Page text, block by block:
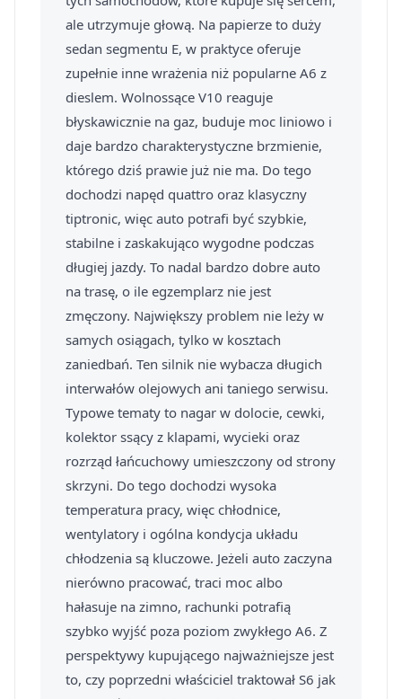
ale utrzymuje głową. Na papierze to duży
sedan segmentu E, w praktyce oferuje
zupełnie inne wrażenia niż popularne A6 z
dieslem. Wolnossące V10 reaguje
błyskawicznie na gaz, buduje moc liniowo i
daje bardzo charakterystyczne brzmienie,
którego dziś prawie już nie ma. Do tego
dochodzi napęd quattro oraz klasyczny
tiptronic, więc auto potrafi być szybkie,
stabilne i zaskakująco wygodne podczas
długiej jazdy. To nadal bardzo dobre auto
na trasę, o ile egzemplarz nie jest
zmęczony. Największy problem nie leży w
samych osiągach, tylko w kosztach
zaniedbań. Ten silnik nie wybacza długich
interwałów olejowych ani taniego serwisu.
Typowe tematy to nagar w dolocie, cewki,
kolektor ssący z klapami, wycieki oraz
rozrząd łańcuchowy umieszczony od strony
skrzyni. Do tego dochodzi wysoka
temperatura pracy, więc chłodnice,
wentylatory i ogólna kondycja układu
chłodzenia są kluczowe. Jeżeli auto zaczyna
nierówno pracować, traci moc albo
hałasuje na zimno, rachunki potrafią
szybko wyjść poza poziom zwykłego A6. Z
perspektywy kupującego najważniejsze jest
to, czy poprzedni właściciel traktował S6 jak